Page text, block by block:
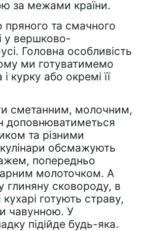
за межами країни.
та смачного
у вершково-
Головна особливість
ми готуватимемо
курку або окремі її
сметанним, молочним,
доповнюватиметься
та різними
обсмажують
попередньо
молоточком. А
глиняну сковороду, в
кухарі готують страву,
чавунною. У
підійде будь-яка.